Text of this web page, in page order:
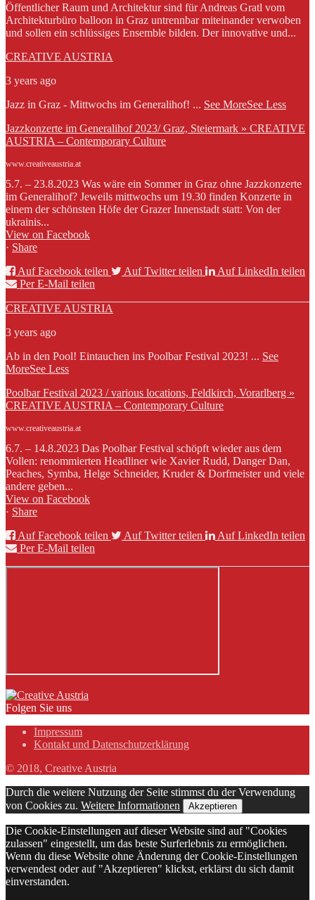
Öffentlicher Raum und Architektur sind für Andreas Gratl vom
Architekturbüro balloon in Graz untrennbar miteinander verwoben
und sollen ein schlüssiges Ensemble bilden. Der innovative und...
CREATIVE AUSTRIA
3 years ago
Jazz in Graz - Mittwochs im Generalihof! ... See MoreSee Less
Jazzkonzerte im Generalihof 2023/ Graz, Steiermark » CREATIVE
AUSTRIA – Contemporary Culture
www.creativeaustria.at
5.7. – 23.8.2023 Was wäre ein Sommer in Graz ohne Jazzkonzerte
im Generalihof? Jeweils mittwochs um 19.30 finden Konzerte in
einem der schönsten Höfe der Grazer Innenstadt statt: Von der
ukrainis...
View on Facebook
· Share
Auf Facebook teilen
Auf Twitter teilen
Auf LinkedIn teilen
Per E-Mail teilen
CREATIVE AUSTRIA
3 years ago
Ab in den Pool! Eintauchen ins Poolbar Festival 2023! ... See
MoreSee Less
Poolbar Festival 2023 / various locations, Feldkirch, Vorarlberg »
CREATIVE AUSTRIA – Contemporary Culture
www.creativeaustria.at
6.7. – 14.8.2023 Das Poolbar Festival schöpft wieder aus dem
Vollen: renommierten Headliner wie Xavier Rudd, Danger Dan,
Peaches, Symba, Helge Schneider, Kruder & Dorfmeister und viele
andere geben...
View on Facebook
· Share
Auf Facebook teilen
Auf Twitter teilen
Auf LinkedIn teilen
Per E-Mail teilen
Folgen Sie uns
Impressum
Kontakt und Datenschutzerklärung
© 2018, Creative Austria
Durch die weitere Nutzung der Seite stimmst du der Verwendung
von Cookies zu. Weitere Informationen Akzeptieren
Die Cookie-Einstellungen auf dieser Website sind auf "Cookies
zulassen" eingestellt, um das beste Surferlebnis zu ermöglichen.
Wenn du diese Website ohne Änderung der Cookie-Einstellungen
verwendest oder auf "Akzeptieren" klickst, erklärst du sich damit
einverstanden.